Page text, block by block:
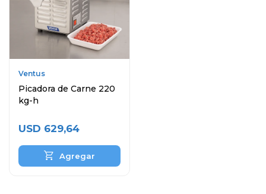
Ventus
Picadora de Carne 220
kg-h
USD 629,64